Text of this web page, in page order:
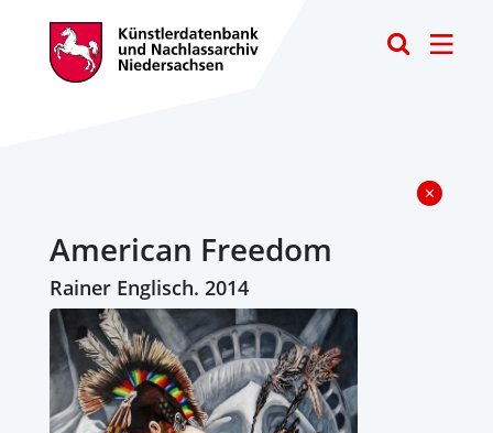
American Freedom
Rainer Englisch. 2014